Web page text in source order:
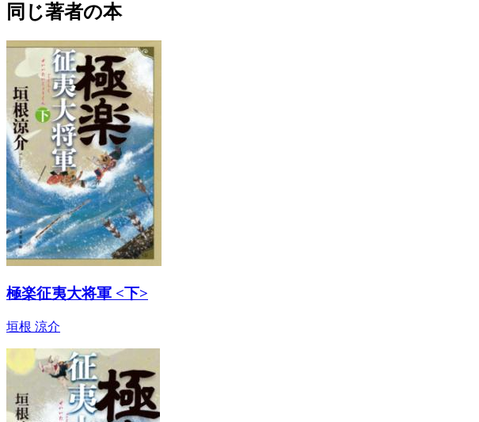
同じ著者の本
極楽征夷大将軍 <下>
垣根 涼介